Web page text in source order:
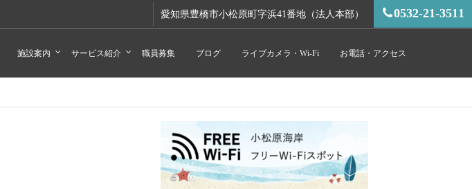
愛知県豊橋市小松原町字浜41番地（法人本部） 0532-21-3511
施設案内 サービス紹介 職員募集 ブログ ライブカメラ・Wi-Fi お電話・アクセス